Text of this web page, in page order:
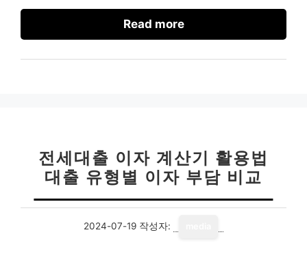
Read more
전세대출 이자 계산기 활용법
대출 유형별 이자 부담 비교
2024-07-19 작성자: